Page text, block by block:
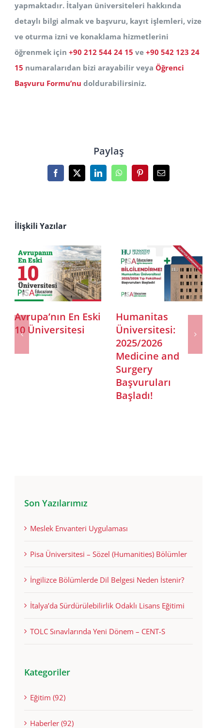
yapmaktadır. İtalyan üniversiteleri hakkında
detaylı bilgi almak ve başvuru, kayıt işlemleri, vize
ve oturma izni ve konaklama hizmetlerini
öğrenmek için +90 212 544 24 15 ve +90 542 123 24
15 numaralarıdan bizi arayabilir veya Öğrenci
Başvuru Formu’nu doldurabilirsiniz.
Paylaş
Facebook
X LinkedInWhatsAppPinterest
E-
posta
İlişkili Yazılar
Cattolica
Üniversitesi
Akademik Dönemi
2024 İtalyanca
Bölümlerde
Öğrencilerimizin
Başarıları